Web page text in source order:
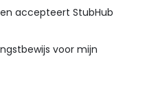
accepteert StubHub
voor mijn